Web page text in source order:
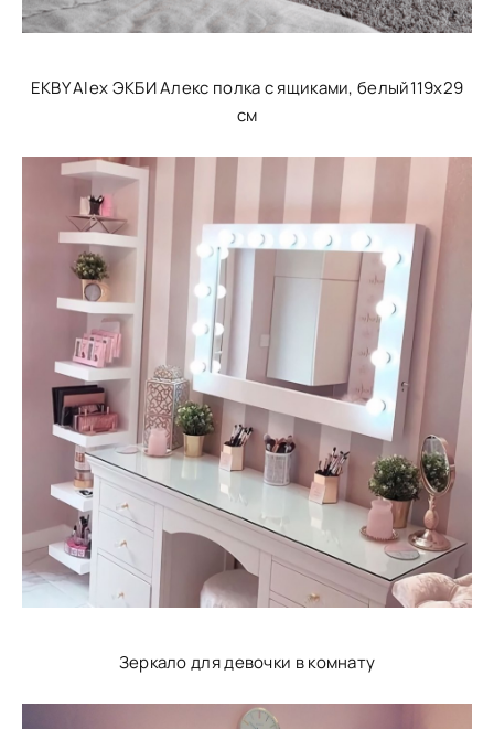
EKBY Alex ЭКБИ Алекс полка с ящиками, белый119x29
см
Зеркало для девочки в комнату